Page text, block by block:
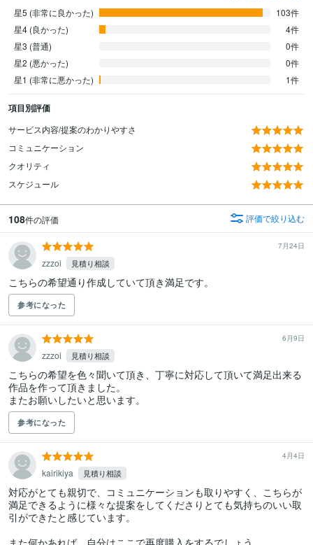
星5 (非常に良かった)
103件
星4 (良かった)
4件
星3 (普通)
0件
星2 (悪かった)
0件
星1 (非常に悪かった)
1件
項目別評価
サービス内容/提案のわかりやすさ
コミュニケーション
クオリティ
スケジュール
108件の評価 評価で絞り込む
7月24日
zzzoi 見積り相談
こちらの希望通り作成していて頂き満足です。
参考になった
6月9日
zzzoi 見積り相談
こちらの希望を色々聞いて頂き、丁寧に対応して頂いて満足出来る
作品を作って頂きました。
またお願いしたいと思います。
参考になった
4月4日
kairikiya 見積り相談
対応がとても親切で、コミュニケーションも取りやすく、こちらが
満足できるように様々な提案をしてくださりとても気持ちのいい取
引ができたと感じています。